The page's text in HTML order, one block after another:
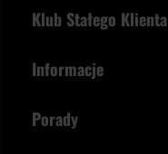
Paczka w weekend
Status zamówienia
Klub Stałego Klienta
Unboxing Militaria.pl
Informacje
Porady